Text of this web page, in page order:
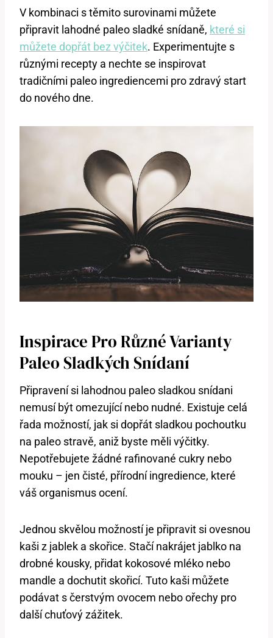
V kombinaci s těmito surovinami můžete
připravit lahodné paleo sladké snídaně, které si
můžete dopřát bez výčitek. Experimentujte s
různými recepty a nechte se inspirovat
tradičními paleo ingrediencemi pro zdravý start
do nového dne.
Inspirace Pro Různé Varianty
Paleo Sladkých Snídaní
Připravení si lahodnou paleo sladkou snídani
nemusí být omezující nebo nudné. Existuje celá
řada možností, jak si dopřát sladkou pochoutku
na paleo stravě, aniž byste měli výčitky.
Nepotřebujete žádné rafinované cukry nebo
mouku – jen čisté, přírodní ingredience, které
váš organismus ocení.
Jednou skvělou možností je připravit si ovesnou
kaši z jablek a skořice. Stačí nakrájet jablko na
drobné kousky, přidat kokosové mléko nebo
mandle a dochutit skořicí. Tuto kaši můžete
podávat s čerstvým ovocem nebo ořechy pro
další chuťový zážitek.